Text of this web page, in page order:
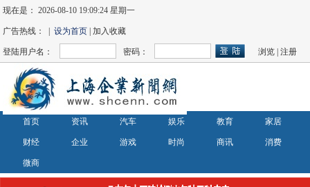
现在是：2026-08-10 19:09:25 星期一
广告热线： |设为首页 | 加入收藏
登陆用户名： 密码： 浏览 |注册
首页 资讯 汽车 娱乐 教育 家居
财经 企业 游戏 时尚 商讯 消费
微商